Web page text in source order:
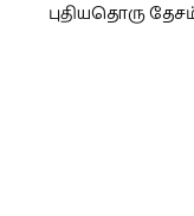
புதியதொரு